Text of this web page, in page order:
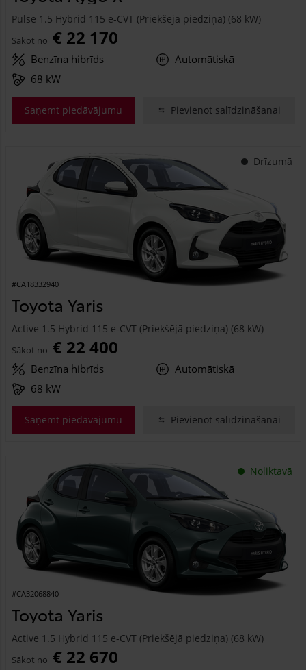
Pulse 1.5 Hybrid 115 e-CVT (Priekšējā piedziņa) (68 kW)
Sākot no € 22 170
Benzīna hibrīds
Automātiskā
68 kW
Saņemt piedāvājumu Pievienot salīdzināšanai
Drīzumā
#CA18332940
Toyota Yaris
Active 1.5 Hybrid 115 e-CVT (Priekšējā piedziņa) (68 kW)
Sākot no € 22 400
Benzīna hibrīds
Automātiskā
68 kW
Saņemt piedāvājumu Pievienot salīdzināšanai
Noliktavā
#CA32068840
Toyota Yaris
Active 1.5 Hybrid 115 e-CVT (Priekšējā piedziņa) (68 kW)
Sākot no € 22 670